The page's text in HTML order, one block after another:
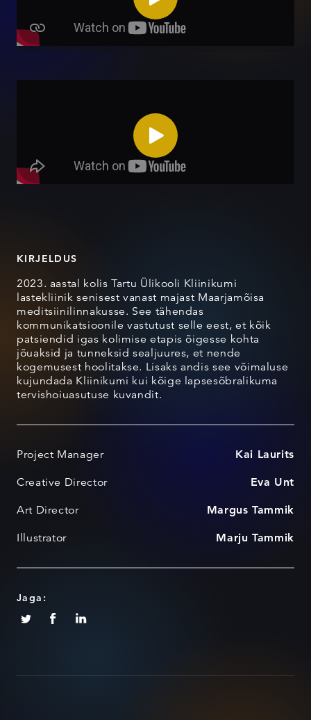
KIRJELDUS
2023. aastal kolis Tartu Ülikooli Kliinikumi
lastekliinik senisest vanast majast Maarjamõisa
meditsiinilinnakusse. See tähendas
kommunikatsioonile vastutust selle eest, et kõik
patsiendid igas kolimise etapis õigesse kohta
jõuaksid ja tunneksid sealjuures, et nende
kogemusest hoolitakse. Lisaks andis see võimaluse
kujundada Kliinikumi kui kõige lapsesõbralikuma
tervishoiuasutuse kuvandit.
Project Manager Kai Laurits
Creative Director Eva Unt
Art Director Margus Tammik
Illustrator Marju Tammik
Jaga: